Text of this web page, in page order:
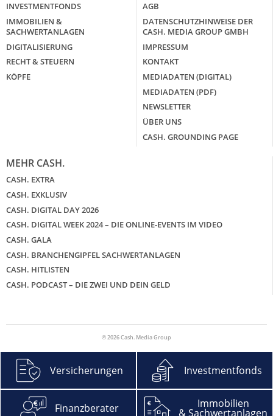
INVESTMENTFONDS
IMMOBILIEN &
SACHWERTANLAGEN
DIGITALISIERUNG
RECHT & STEUERN
KÖPFE
AGB
DATENSCHUTZHINWEISE DER
CASH. MEDIA GROUP GMBH
IMPRESSUM
KONTAKT
MEDIADATEN (DIGITAL)
MEDIADATEN (PDF)
NEWSLETTER
ÜBER UNS
CASH. GROUNDING PAGE
MEHR CASH.
CASH. EXTRA
CASH. EXKLUSIV
CASH. DIGITAL DAY 2026
CASH. DIGITAL WEEK 2024 – DIE ONLINE-EVENTS IM VIDEO
CASH. GALA
CASH. BRANCHENGIPFEL SACHWERTANLAGEN
CASH. HITLISTEN
CASH. PODCAST – DIE ZWEI UND DEIN GELD
© 2026 Cash. Media Group
Versicherungen Investmentfonds
Finanzberater Immobilien
& Sachwertanlagen